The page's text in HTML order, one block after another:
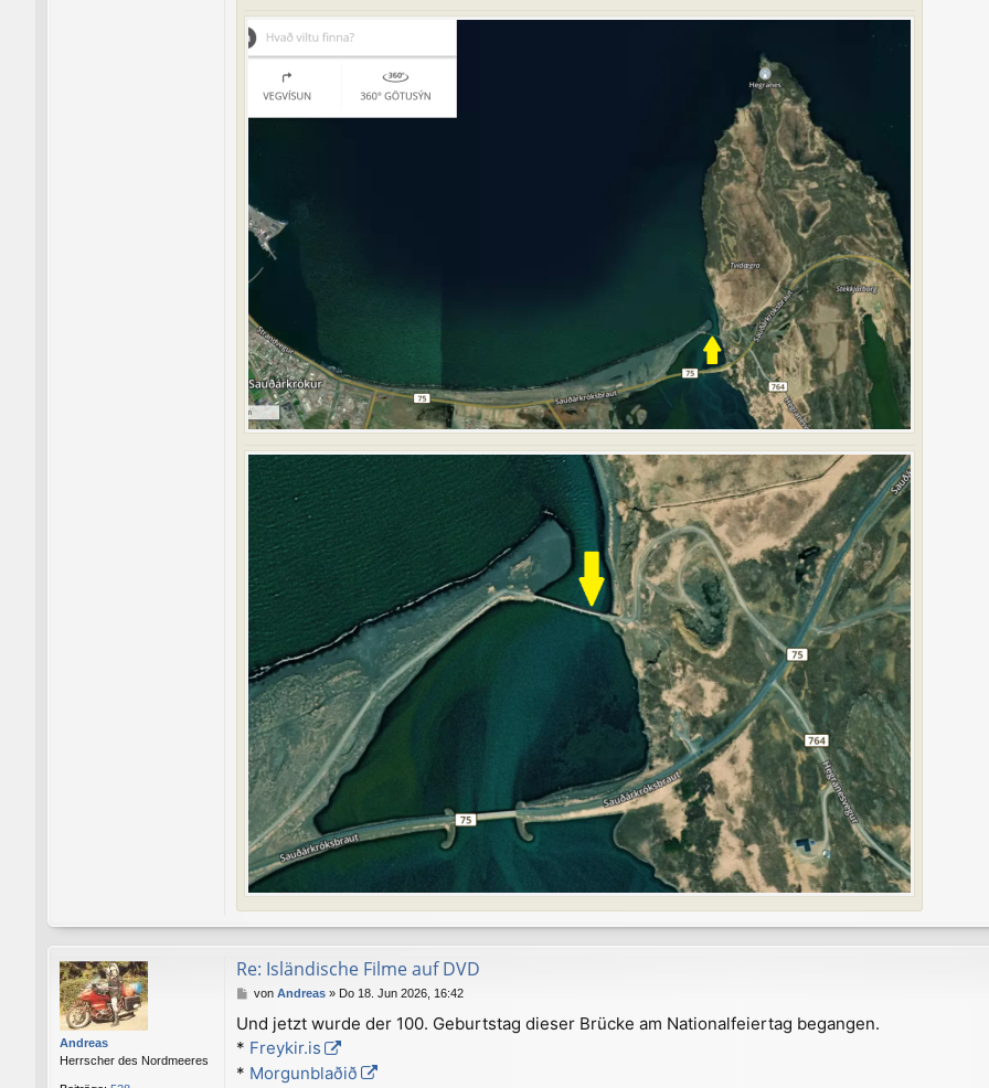
Andreas
Herrscher des Nordmeeres
Re: Isländische Filme auf DVD
B
i
t
a
von Andreas» Do 18. Jun 2026, 16:42
Und jetzt wurde der 100. Geburtstag dieser Brücke am Nationalfeiertag begangen.
* Freykir.is
* Morgunblaðið